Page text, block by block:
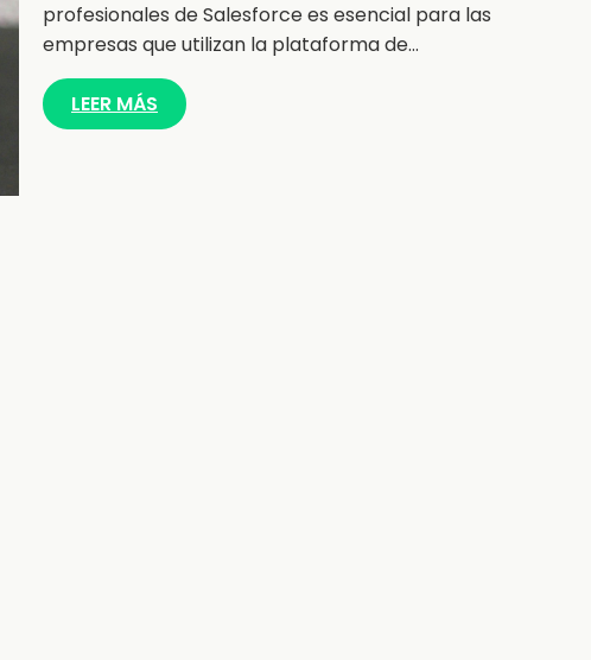
profesionales de Salesforce es esencial para las
empresas que utilizan la plataforma de…
LEER MÁS